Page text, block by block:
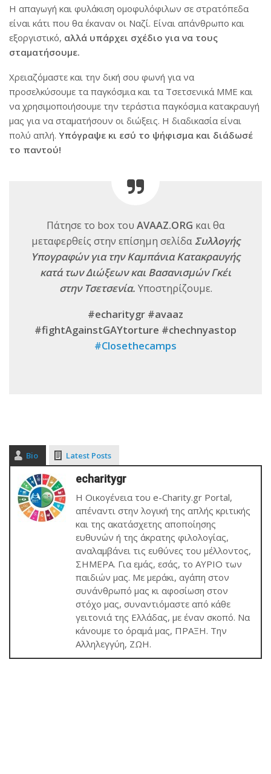
Η απαγωγή και φυλάκιση ομοφυλόφιλων σε στρατόπεδα
είναι κάτι που θα έκαναν οι Ναζί. Είναι απάνθρωπο και
εξοργιστικό, αλλά υπάρχει σχέδιο για να τους
σταματήσουμε.
Χρειαζόμαστε και την δική σου φωνή για να
προσελκύσουμε τα παγκόσμια και τα Τσετσενικά ΜΜΕ και
να χρησιμοποιήσουμε την τεράστια παγκόσμια κατακραυγή
μας για να σταματήσουν οι διώξεις. Η διαδικασία είναι
πολύ απλή. Υπόγραψε κι εσύ το ψήφισμα και διάδωσέ
το παντού!
Πάτησε το box του AVAAZ.ORG και θα
μεταφερθείς στην επίσημη σελίδαΣυλλογής
Υπογραφών για την Καμπάνια Κατακραυγής
κατά των Διώξεων και Βασανισμών Γκέι
στην Τσετσενία. Υποστηρίζουμε.
#echaritygr #avaaz
#fightAgainstGAYtorture #chechnyastop
#Closethecamps
Bio Latest Posts
echaritygr
Η Οικογένεια του e-Charity.gr Portal,
απέναντι στην λογική της απλής κριτικής
και της ακατάσχετης αποποίησης
ευθυνών ή της άκρατης φιλολογίας,
αναλαμβάνει τις ευθύνες του μέλλοντος,
ΣΗΜΕΡΑ. Για εμάς, εσάς, το ΑΥΡΙΟ των
παιδιών μας. Με μεράκι, αγάπη στον
συνάνθρωπό μας κι αφοσίωση στον
στόχο μας, συναντιόμαστε από κάθε
γειτονιά της Ελλάδας, με έναν σκοπό. Να
κάνουμε το όραμά μας, ΠΡΑΞΗ. Την
Αλληλεγγύη, ΖΩΗ.